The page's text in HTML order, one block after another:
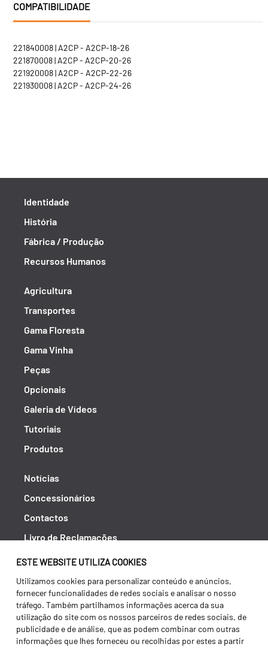
ESTE WEBSITE UTILIZA COOKIES
Utilizamos cookies para personalizar conteúdo e anúncios,
fornecer funcionalidades de redes sociais e analisar o nosso
tráfego. Também partilhamos informações acerca da sua
utilização do site com os nossos parceiros de redes sociais, de
publicidade e de análise, que as podem combinar com outras
informações que lhes forneceu ou recolhidas por estes a partir
COMPATIBILIDADE
221840008 | A2CP - A2CP-18-26
221870008 | A2CP - A2CP-20-26
221920008 | A2CP - A2CP-22-26
221930008 | A2CP - A2CP-24-26
Identidade
História
Fábrica / Produção
Recursos Humanos
Agricultura
Transportes
Gama Floresta
Gama Vinha
Peças
Opcionais
Galeria de Vídeos
Tutoriais
Produtos
Notícias
Concessionários
Contactos
Livro de Reclamações
Política de Privacidade
Canal de Denúncias (RGPC)
Termos e condições